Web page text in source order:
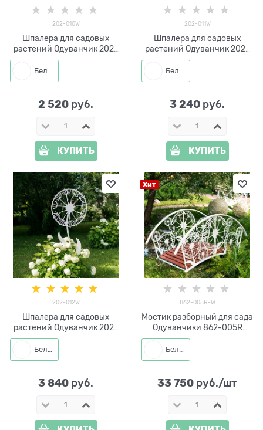
202-010W
Шпалера для садовых
растений Одуванчик 202-
010W h=111 см
Белый
2 520 руб.
КУПИТЬ
202-011W
Шпалера для садовых
растений Одуванчик 202-
011W h=138 см
Белый
3 240 руб.
КУПИТЬ
202-012W
Шпалера для садовых
растений Одуванчик 202-
012W h=166 см
Белый
3 840 руб.
Хит
862-005R-W
Мостик разборный для сада
Одуванчики 862-005R
металл и ДПК
Белый
33 750 руб./шт